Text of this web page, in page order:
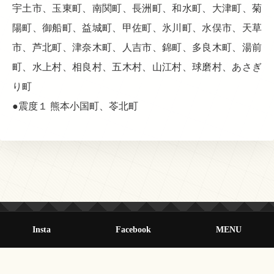
宇土市、玉東町、南関町、長洲町、和水町、大津町、菊
陽町、御船町、益城町、甲佐町、氷川町、水俣市、天草
市、芦北町、津奈木町、人吉市、錦町、多良木町、湯前
町、水上村、相良村、五木村、山江村、球磨村、あさぎ
り町
●震度１ 熊本小国町、苓北町
Insta Facebook MENU